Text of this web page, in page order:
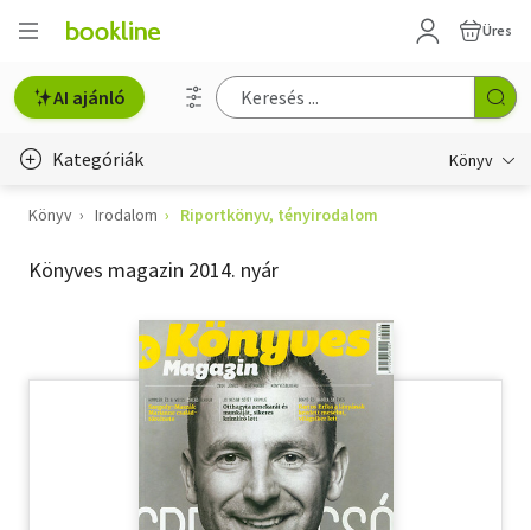
Üres
AI ajánló
Kategóriák Könyv
Életmód, egészség
Erotika
Gyermek- és ifjúsági
Hobbi, szabadidő
Könyv Irodalom Riportkönyv, tényirodalom
Könyves magazin 2014. nyár